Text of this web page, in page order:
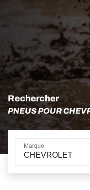
Rechercher
PNEUS POUR
Marque
CHEVROLET